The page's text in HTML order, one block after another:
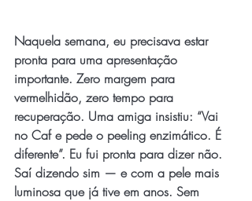
Naquela semana, eu precisava estar
pronta para uma apresentação
importante. Zero margem para
vermelhidão, zero tempo para
recuperação. Uma amiga insistiu: “Vai
no Caf e pede o peeling enzimático. É
diferente”. Eu fui pronta para dizer não.
Saí dizendo sim — e com a pele mais
luminosa que já tive em anos. Sem